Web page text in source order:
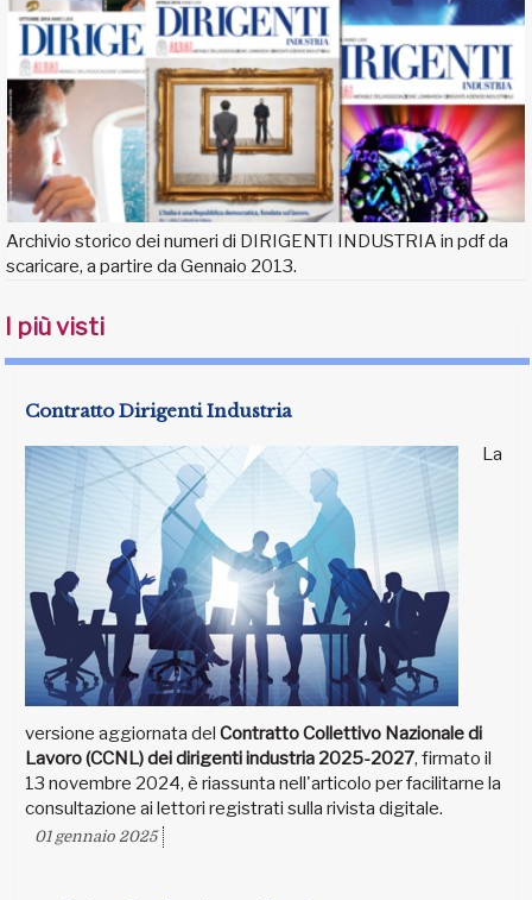
Archivio storico dei numeri di DIRIGENTI INDUSTRIA in pdf da
scaricare, a partire da Gennaio 2013.
I più visti
Contratto Dirigenti Industria
La
versione aggiornata del Contratto Collettivo Nazionale di
Lavoro (CCNL) dei dirigenti industria 2025-2027, firmato il
13 novembre 2024, è riassunta nell'articolo per facilitarne la
consultazione ai lettori registrati sulla rivista digitale.
01 gennaio 2025